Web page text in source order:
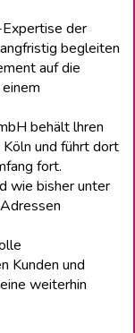
der
begleiten
auf die
behält lhren
und führt dort
fort.
wie bisher unter
Kunden und
weiterhin